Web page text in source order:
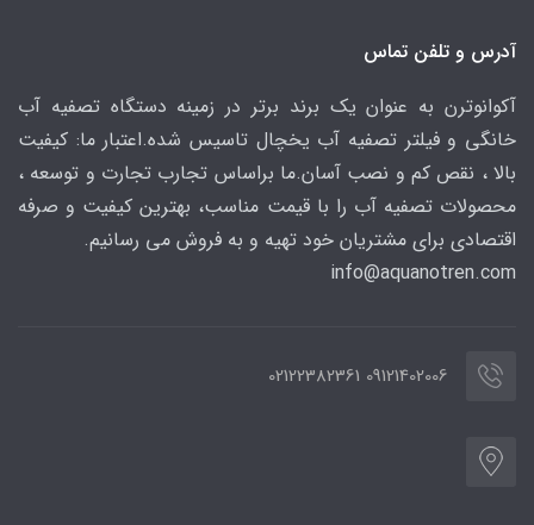
آدرس و تلفن تماس
آکوانوترن به عنوان یک برند برتر در زمینه دستگاه تصفیه آب
خانگی و فیلتر تصفیه آب یخچال تاسیس شده.اعتبار ما: کیفیت
بالا ، نقص کم و نصب آسان.ما براساس تجارب تجارت و توسعه ،
محصولات تصفیه آب را با قیمت مناسب، بهترین کیفیت و صرفه
اقتصادی برای مشتریان خود تهیه و به فروش می رسانیم.
info@aquanotren.com
09121402006 02122382361